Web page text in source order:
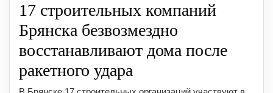
17 строительных компаний
Брянска безвозмездно
восстанавливают дома после
ракетного удара